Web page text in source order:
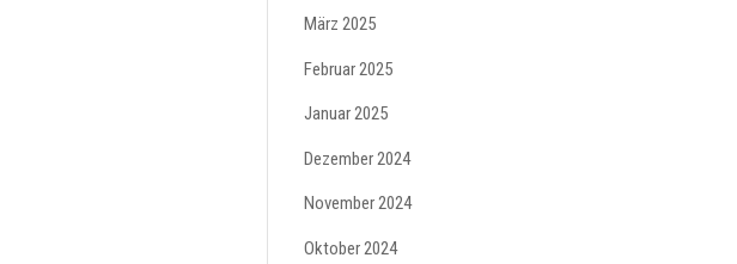
März 2025
Februar 2025
Januar 2025
Dezember 2024
November 2024
Oktober 2024